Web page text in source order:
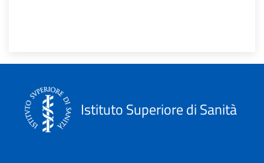
Istituto Superiore di Sanità